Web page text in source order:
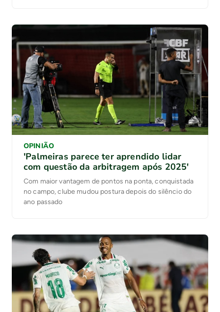
OPINIÃO
'Palmeiras parece ter aprendido lidar
com questão da arbitragem após 2025'
Com maior vantagem de pontos na ponta, conquistada
no campo, clube mudou postura depois do silêncio do
ano passado